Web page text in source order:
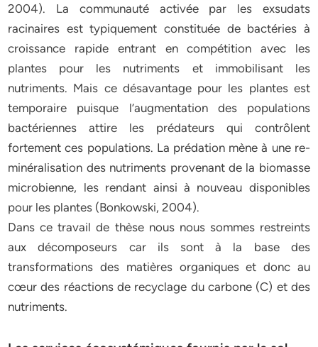
2004). La communauté activée par les exsudats
racinaires est typiquement constituée de bactéries à
croissance rapide entrant en compétition avec les
plantes pour les nutriments et immobilisant les
nutriments. Mais ce désavantage pour les plantes est
temporaire puisque l’augmentation des populations
bactériennes attire les prédateurs qui contrôlent
fortement ces populations. La prédation mène à une re-
minéralisation des nutriments provenant de la biomasse
microbienne, les rendant ainsi à nouveau disponibles
pour les plantes (Bonkowski, 2004).
Dans ce travail de thèse nous nous sommes restreints
aux décomposeurs car ils sont à la base des
transformations des matières organiques et donc au
cœur des réactions de recyclage du carbone (C) et des
nutriments.